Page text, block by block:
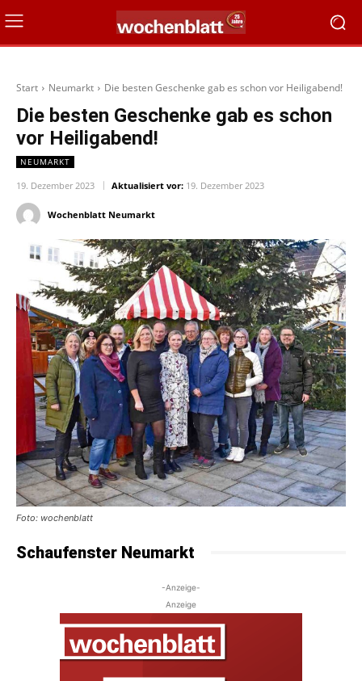
Start Neumarkt Die besten Geschenke gab es schon vor Heiligabend!
Die besten Geschenke gab es schon
vor Heiligabend!
NEUMARKT
19. Dezember 2023 Aktualisiert vor: 19. Dezember 2023
Wochenblatt Neumarkt
Foto: wochenblatt
Schaufenster Neumarkt
-Anzeige-
Anzeige